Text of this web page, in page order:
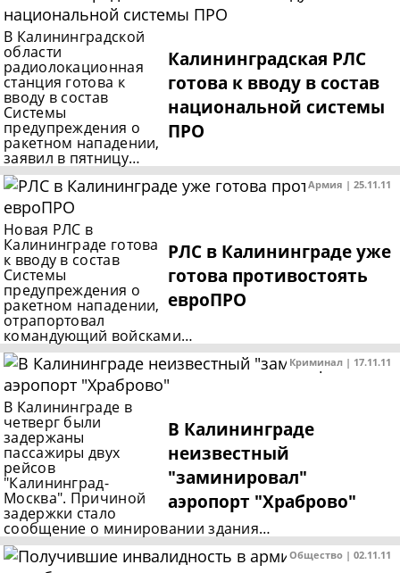
Калининградская РЛС
готова к вводу в состав
национальной системы
ПРО
В Калининградской
области
радиолокационная
станция готова к
вводу в состав
Системы
предупреждения о
ракетном нападении,
заявил в пятницу…
Армия | 25.11.11
РЛС в Калининграде уже
готова противостоять
евроПРО
Новая РЛС в
Калининграде готова
к вводу в состав
Системы
предупреждения о
ракетном нападении,
отрапортовал
командующий войсками…
Криминал | 17.11.11
В Калининграде
неизвестный
"заминировал"
аэропорт "Храброво"
В Калининграде в
четверг были
задержаны
пассажиры двух
рейсов
"Калининград-
Москва". Причиной
задержки стало
сообщение о минировании здания…
Общество | 02.11.11